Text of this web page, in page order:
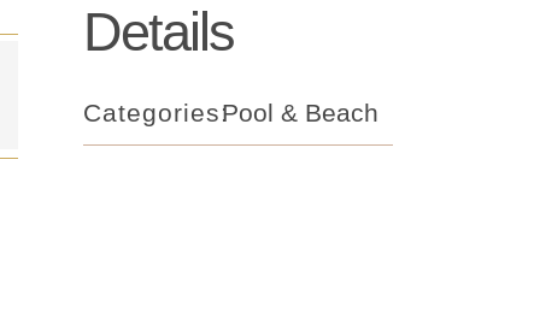
Details
Categories:Pool & Beach